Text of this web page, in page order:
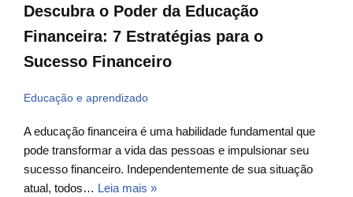
Descubra o Poder da Educação
Financeira: 7 Estratégias para o
Sucesso Financeiro
Educação e aprendizado
A educação financeira é uma habilidade fundamental que
pode transformar a vida das pessoas e impulsionar seu
sucesso financeiro. Independentemente de sua situação
atual, todos… Leia mais »